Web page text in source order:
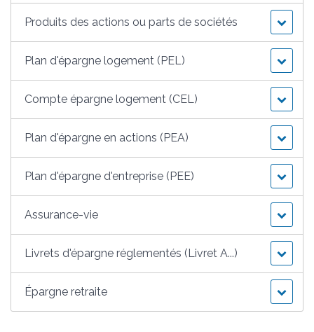
Produits des actions ou parts de sociétés
Plan d'épargne logement (PEL)
Compte épargne logement (CEL)
Plan d'épargne en actions (PEA)
Plan d'épargne d'entreprise (PEE)
Assurance-vie
Livrets d'épargne réglementés (Livret A...)
Épargne retraite